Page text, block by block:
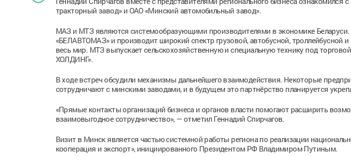
тракторный завод» и ОАО «Минский автомобильный завод».
МАЗ и МТЗ являются системообразующими производителями в экономике
«БЕЛАВТОМАЗ» и производит широкий спектр грузовой, автобусной, троллейбусной
весь мир. МТЗ выпускает сельскохозяйственную и специальную технику под
ХОЛДИНГ».
В ходе встреч обсудили механизмы дальнейшего взаимодействия. Некоторые
сотрудничают с минскими заводами, и в будущем это партнёрство планируется
«Прямые контакты организаций бизнеса и органов власти помогают расширить
взаимовыгодное сотрудничество», — отметил Геннадий Спирчагов.
Визит в Минск является частью системной работы региона по реализации
кооперация и экспорт», инициированного Президентом РФ Владимиром Путиным.